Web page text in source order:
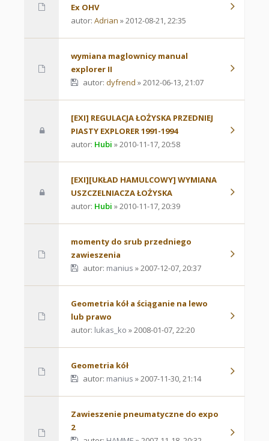
Ex OHV
autor: Adrian » 2012-08-21, 22:35
wymiana maglownicy manual
explorer II
autor: dyfrend » 2012-06-13, 21:07
[EXI] REGULACJA ŁOŻYSKA PRZEDNIEJ
PIASTY EXPLORER 1991-1994
autor: Hubi » 2010-11-17, 20:58
[EXI][UKŁAD HAMULCOWY] WYMIANA
USZCZELNIACZA ŁOŻYSKA
autor: Hubi » 2010-11-17, 20:39
momenty do srub przedniego
zawieszenia
autor: manius » 2007-12-07, 20:37
Geometria kół a ściąganie na lewo
lub prawo
autor: lukas_ko » 2008-01-07, 22:20
Geometria kół
autor: manius » 2007-11-30, 21:14
Zawieszenie pneumatyczne do expo
2